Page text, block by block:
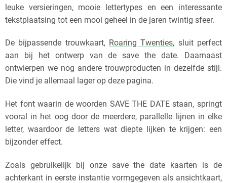
leuke versieringen, mooie lettertypes en een interessante
tekstplaatsing tot een mooi geheel in de jaren twintig sfeer.
De bijpassende trouwkaart, Roaring Twenties, sluit perfect
aan bij het ontwerp van de save the date. Daarnaast
ontwierpen we nog andere trouwproducten in dezelfde stijl.
Die vind je allemaal lager op deze pagina.
Het font waarin de woorden SAVE THE DATE staan, springt
vooral in het oog door de meerdere, parallelle lijnen in elke
letter, waardoor de letters wat diepte lijken te krijgen: een
bijzonder effect.
Zoals gebruikelijk bij onze save the date kaarten is de
achterkant in eerste instantie vormgegeven als ansichtkaart,